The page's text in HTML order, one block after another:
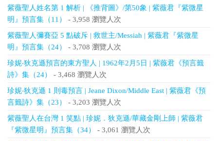
紫薇聖人姓名第 1 解析 | 《推背圖》/第50象 | 紫薇君『紫微星
明』預言集（11）
- 3,958 瀏覽人次
紫薇聖人彌賽亞 5 點破斥 | 救世主/Messiah | 紫薇君『紫微星
明』預言集（24）
- 3,708 瀏覽人次
珍妮‧狄克遜預言的東方聖人 | 1962年2月5日 | 紫薇君《預言籤
詩》集（24）
- 3,468 瀏覽人次
珍妮‧狄克遜 1 則毒預言 | Jeane Dixon/Middle East | 紫薇君《預
言籤詩》集（23）
- 3,203 瀏覽人次
紫薇聖人在台灣 1 笑點 | 珍妮．狄克遜/華藏金剛上師 | 紫薇君
『紫微星明』預言集（34）
- 3,061 瀏覽人次